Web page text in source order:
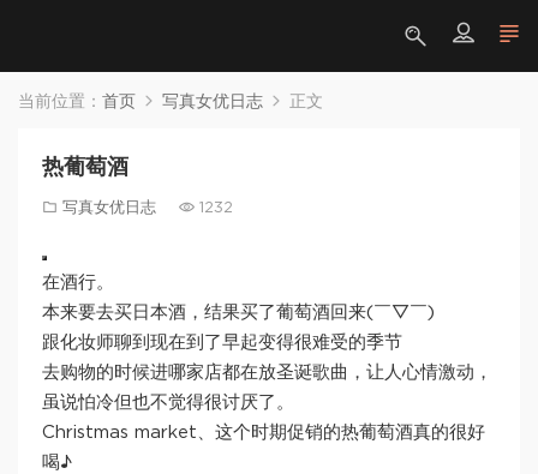
当前位置： 首页 写真女优日志 正文
热葡萄酒
写真女优日志 1232
在酒行。
本来要去买日本酒，结果买了葡萄酒回来(￣▽￣)
跟化妆师聊到现在到了早起变得很难受的季节
去购物的时候进哪家店都在放圣诞歌曲，让人心情激动，
虽说怕冷但也不觉得很讨厌了。
Christmas market、这个时期促销的热葡萄酒真的很好
喝♪